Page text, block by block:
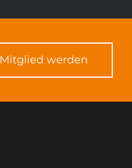
Mitglied werden